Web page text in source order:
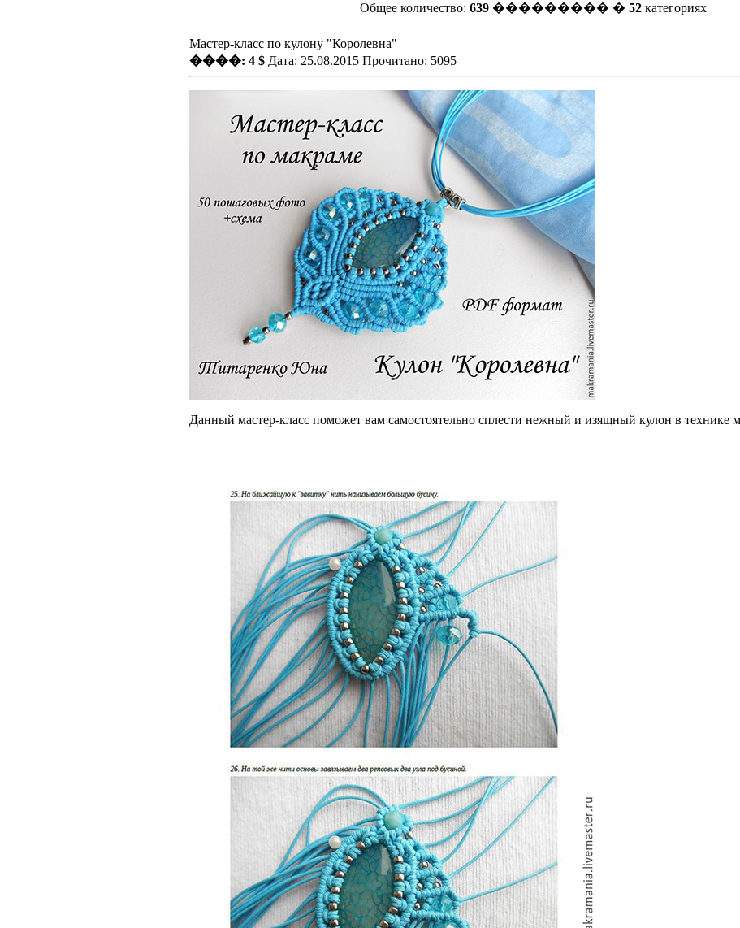
Общее количество: 639 ��������� � 52 категориях
Мастер-класс по кулону "Королевна"
����: 4 $ Дата: 25.08.2015 Прочитано: 5095
Данный мастер-класс поможет вам самостоятельно сплести нежный и изящный кулон в технике